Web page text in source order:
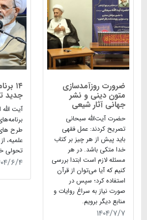
ضرورت روزآمدسازی
متون دینی و نشر
جهانی آثار شیعی
حضرت آیت‌الله‌ سبحانی
تصریح کردند: عمل فقهی
باید پیش از هر چیز بر کتاب
خدا متکی باشد. در هر
مسئله لازم است ابتدا بررسی
کنیم که آیا می‌توان از قرآن
استفاده کرد؛ سپس در
صورت نیاز به سراغ روایات و
منابع دیگر برویم.
۱۴۰۴/۷/۷
۱۴
جدید
آیت الله
طرح
تحولی
۱۴۰۴/